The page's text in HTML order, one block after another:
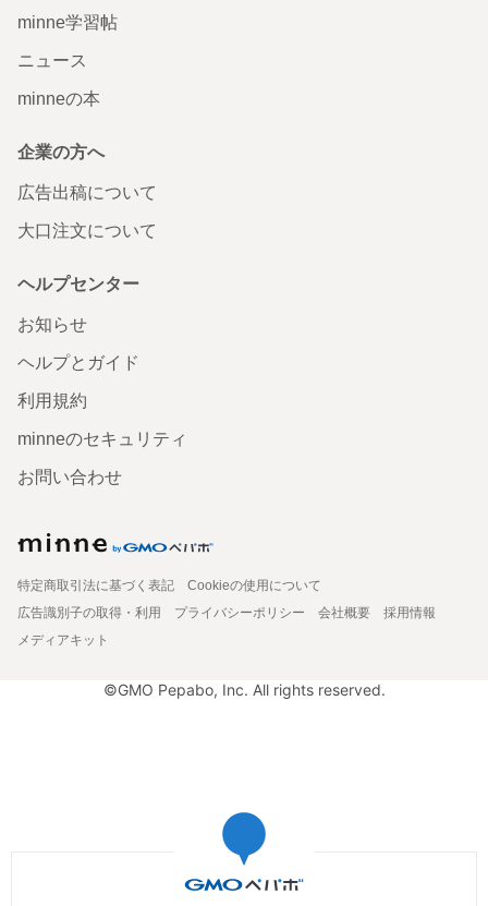
minne学習帖
ニュース
minneの本
企業の方へ
広告出稿について
大口注文について
ヘルプセンター
お知らせ
ヘルプとガイド
利用規約
minneのセキュリティ
お問い合わせ
特定商取引法に基づく表記
Cookieの使用について
広告識別子の取得・利用
プライバシーポリシー 会社概要
採用情報
メディアキット
©GMO Pepabo, Inc. All rights reserved.